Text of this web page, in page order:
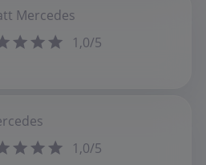
Mercedes
1,0/5
1,0/5